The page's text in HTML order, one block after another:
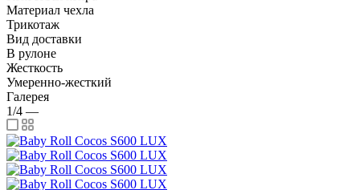
Материал чехла
Трикотаж
Вид доставки
В рулоне
Жесткость
Умеренно-жесткий
Галерея
1/4 —